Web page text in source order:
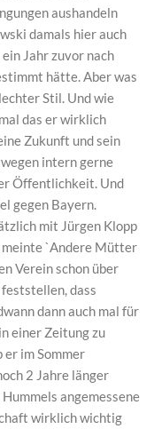
aushandeln
damals hier auch
Jahr zuvor nach
hätte. Aber was
Stil. Und wie
das er wirklich
Zukunft und sein
intern gerne
Öffentlichkeit. Und
gegen Bayern.
mit Jürgen Klopp
meinte `Andere Mütter
Verein schon über
dass
dann auch mal für
einer Zeitung zu
er im Sommer
2 Jahre länger
angemessene
wirklich wichtig